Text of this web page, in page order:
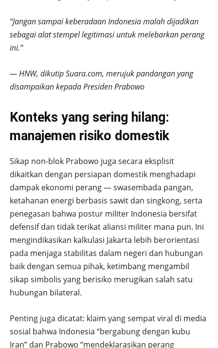
“Jangan sampai keberadaan Indonesia malah dijadikan
sebagai alat stempel legitimasi untuk melebarkan perang
ini.”
— HNW, dikutip Suara.com, merujuk pandangan yang
disampaikan kepada Presiden Prabowo
Konteks yang sering hilang:
manajemen risiko domestik
Sikap non-blok Prabowo juga secara eksplisit
dikaitkan dengan persiapan domestik menghadapi
dampak ekonomi perang — swasembada pangan,
ketahanan energi berbasis sawit dan singkong, serta
penegasan bahwa postur militer Indonesia bersifat
defensif dan tidak terikat aliansi militer mana pun. Ini
mengindikasikan kalkulasi Jakarta lebih berorientasi
pada menjaga stabilitas dalam negeri dan hubungan
baik dengan semua pihak, ketimbang mengambil
sikap simbolis yang berisiko merugikan salah satu
hubungan bilateral.
Penting juga dicatat: klaim yang sempat viral di media
sosial bahwa Indonesia “bergabung dengan kubu
Iran” dan Prabowo “mendeklarasikan perang